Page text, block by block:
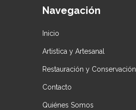
Navegación
Inicio
Artistica y Artesanal
Restauración y Conservación
Contacto
Quiénes Somos